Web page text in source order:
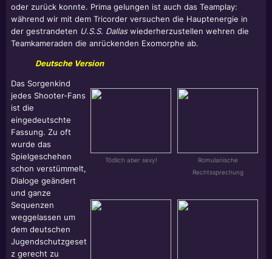
oder zurück konnte. Prima gelungen ist auch das Teamplay:
während wir mit dem Tricorder versuchen die Hauptenergie in
der gestrandeten U.S.S. Dallaswiederherzustellen wehren die
Teamkameraden die anrückenden Exomorphe ab.
Deutsche Version
Tödlich aber sexy!
Romulanische
Rechtssprechung
Das Sorgenkind
jedes Shooter-Fans
ist die
eingedeutschte
Fassung. Zu oft
wurde das
Spielgeschehen
schon verstümmelt,
Dialoge geändert
und ganze
Sequenzen
weggelassen um
dem deutschen
Jugendschutzgeset
z gerecht zu